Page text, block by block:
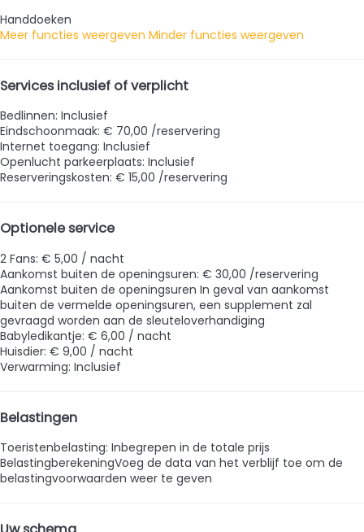
Handdoeken
Meer functies weergeven Minder functies weergeven
Services inclusief of verplicht
Bedlinnen: Inclusief
Eindschoonmaak: € 70,00 /reservering
Internet toegang: Inclusief
Openlucht parkeerplaats: Inclusief
Reserveringskosten: € 15,00 /reservering
Optionele service
2 Fans: € 5,00 / nacht
Aankomst buiten de openingsuren: € 30,00 /reservering
Aankomst buiten de openingsuren In geval van aankomst
buiten de vermelde openingsuren, een supplement zal
gevraagd worden aan de sleuteloverhandiging
Babyledikantje: € 6,00 / nacht
Huisdier: € 9,00 / nacht
Verwarming: Inclusief
Belastingen
Toeristenbelasting: Inbegrepen in de totale prijs
BelastingberekeningVoeg de data van het verblijf toe om de
belastingvoorwaarden weer te geven